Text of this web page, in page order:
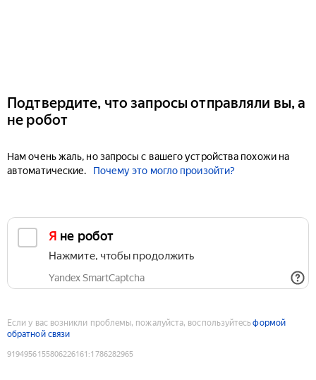
Подтвердите, что запросы отправляли вы, а
не робот
Нам очень жаль, но запросы с вашего устройства похожи на
автоматические.
Почему это могло произойти?
Я не робот
Нажмите, чтобы продолжить
Yandex SmartCaptcha
Если у вас возникли проблемы, пожалуйста, воспользуйтесьформой
обратной связи
9194956155806226161 :1786282965